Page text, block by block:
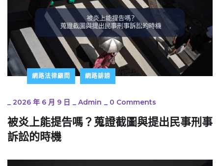
網路法律顧問 網路誹謗
_ 2026 年 6 月 9 日 _ Admin _ 0 Comments
被炎上能提告嗎？蒐證截圖與提出民事刑事
訴訟的時機